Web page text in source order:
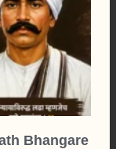
Bhangare